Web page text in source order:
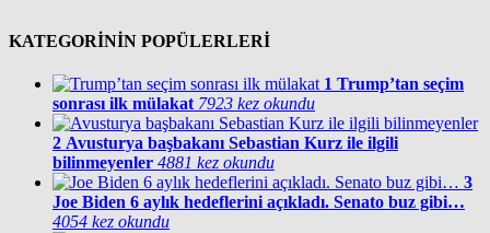
KATEGORİNİN POPÜLERLERİ
1 Trump’tan seçim
sonrası ilk mülakat 7923 kez okundu
2 Avusturya başbakanı Sebastian Kurz ile ilgili
bilinmeyenler 4881 kez okundu
3
Joe Biden 6 aylık hedeflerini açıkladı. Senato buz gibi…
4054 kez okundu